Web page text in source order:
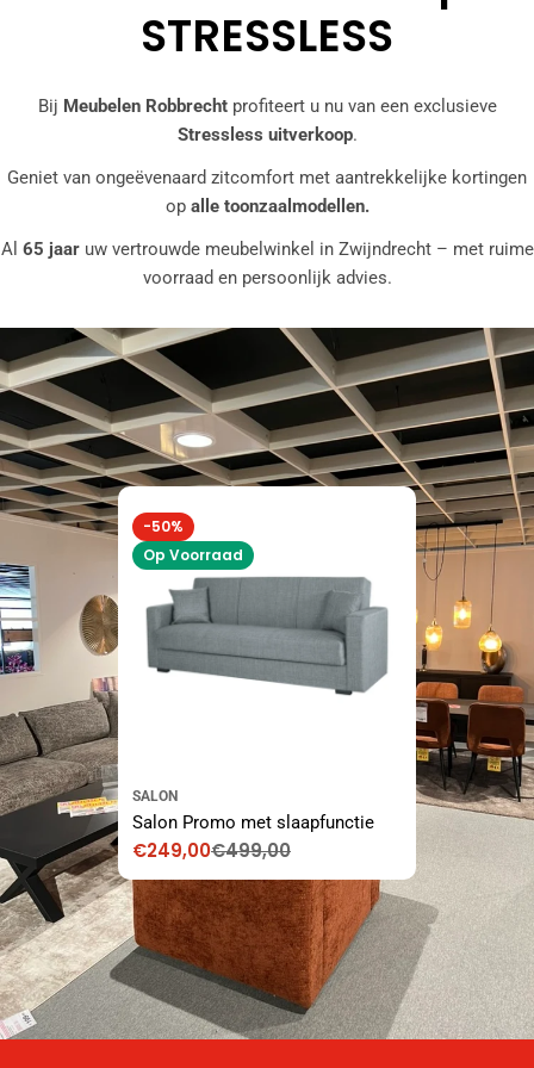
STRESSLESS
Bij Meubelen Robbrechtprofiteert u nu van een exclusieve
Stressless uitverkoop.
Geniet van ongeëvenaard zitcomfort met aantrekkelijke kortingen
op alle toonzaalmodellen.
Al 65 jaaruw vertrouwde meubelwinkel in Zwijndrecht – met ruime
voorraad en persoonlijk advies.
-50%
Op Voorraad
SALON
Salon Promo met slaapfunctie
Kortingsprijs
€249,00
Normale
prijs
€499,00